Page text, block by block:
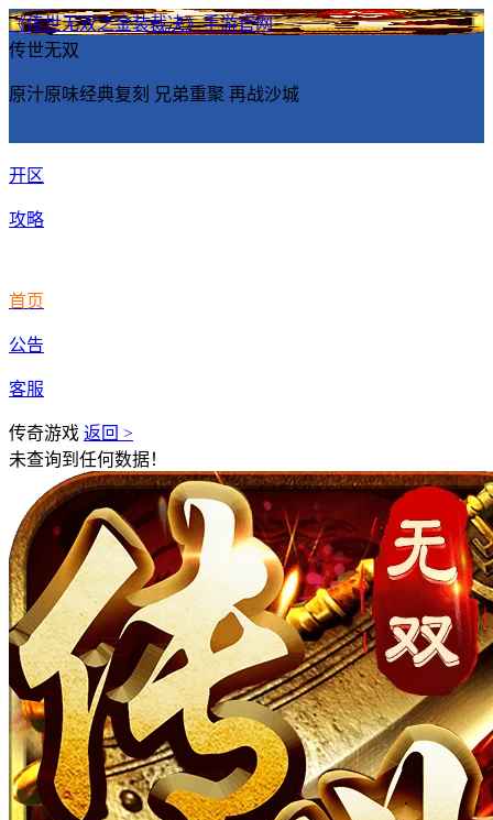
《传世无双之金装裁决》手游官网
传世无双
原汁原味经典复刻 兄弟重聚 再战沙城
开区
攻略
首页
公告
客服
传奇游戏 返回 >
未查询到任何数据！